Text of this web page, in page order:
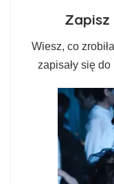
Wiesz, co
zapisały się